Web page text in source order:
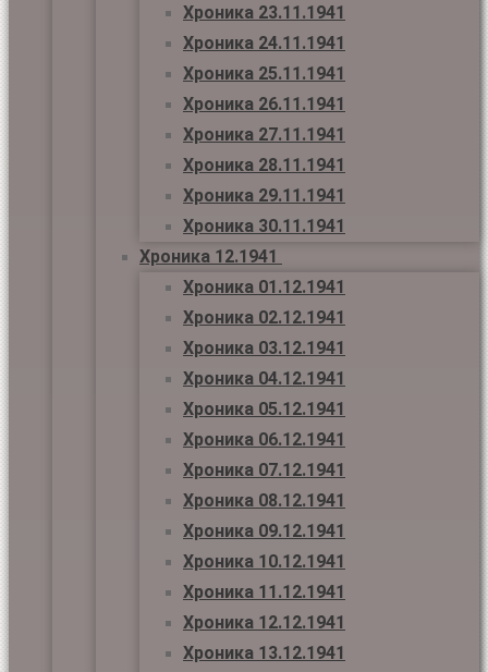
Хроника 23.11.1941
Хроника 24.11.1941
Хроника 25.11.1941
Хроника 26.11.1941
Хроника 27.11.1941
Хроника 28.11.1941
Хроника 29.11.1941
Хроника 30.11.1941
Хроника 12.1941
Хроника 01.12.1941
Хроника 02.12.1941
Хроника 03.12.1941
Хроника 04.12.1941
Хроника 05.12.1941
Хроника 06.12.1941
Хроника 07.12.1941
Хроника 08.12.1941
Хроника 09.12.1941
Хроника 10.12.1941
Хроника 11.12.1941
Хроника 12.12.1941
Хроника 13.12.1941